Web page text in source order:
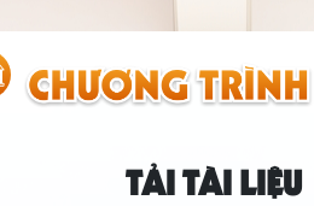
TẢI TÀI LIỆU